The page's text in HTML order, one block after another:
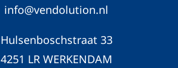
info@vendolution.nl
Hulsenboschstraat 33
4251 LR WERKENDAM